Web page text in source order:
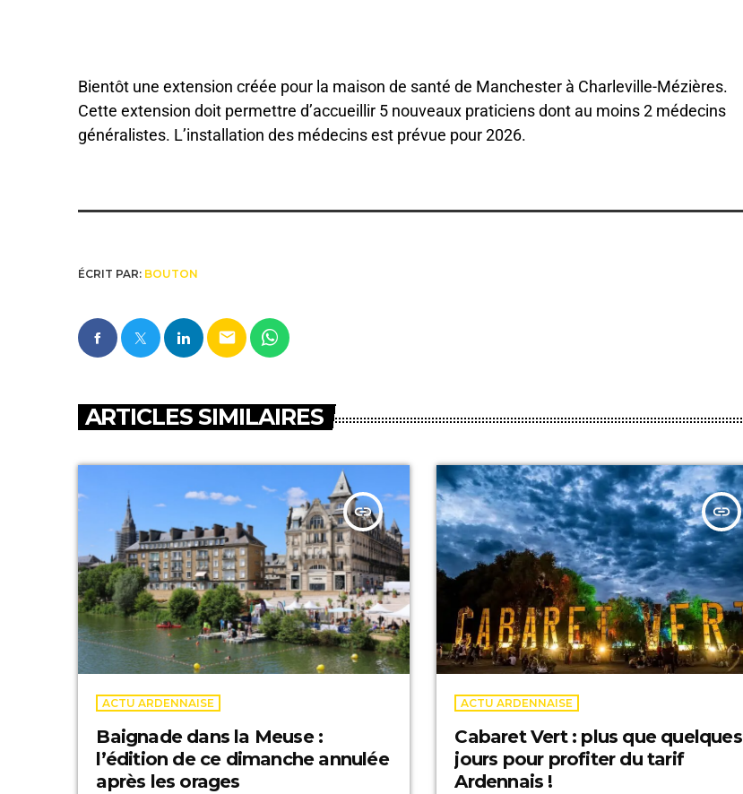
Bientôt une extension créée pour la maison de santé de Manchester à Charleville-Mézières.
Cette extension doit permettre d’accueillir 5 nouveaux praticiens dont au moins 2 médecins
généralistes. L’installation des médecins est prévue pour 2026.
ÉCRIT PAR: BOUTON
email
ARTICLES SIMILAIRES
insert_link
ACTU ARDENNAISE
Baignade dans la Meuse :
l’édition de ce dimanche annulée
après les orages
insert_link
ACTU ARDENNAISE
Cabaret Vert : plus que quelques
jours pour profiter du tarif
Ardennais !